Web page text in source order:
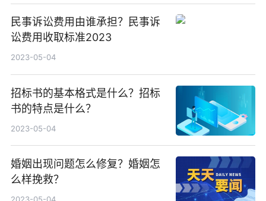
民事诉讼费用由谁承担？民事诉
讼费用收取标准2023
2023-05-04
招标书的基本格式是什么？招标
书的特点是什么？
2023-05-04
婚姻出现问题怎么修复？婚姻怎
么样挽救？